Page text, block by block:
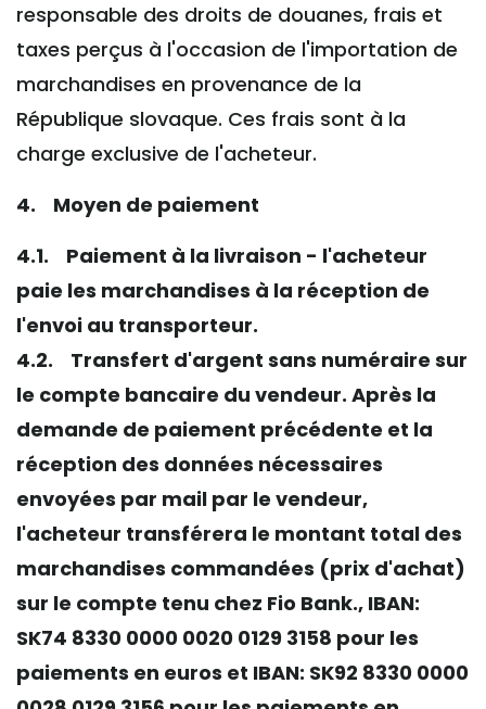
responsable des droits de douanes, frais et
taxes perçus à l'occasion de l'importation de
marchandises en provenance de la
République slovaque. Ces frais sont à la
charge exclusive de l'acheteur.
4. Moyen de paiement
4.1. Paiement à la livraison - l'acheteur
paie les marchandises à la réception de
l'envoi au transporteur.
4.2. Transfert d'argent sans numéraire sur
le compte bancaire du vendeur. Après la
demande de paiement précédente et la
réception des données nécessaires
envoyées par mail par le vendeur,
l'acheteur transférera le montant total des
marchandises commandées (prix d'achat)
sur le compte tenu chez Fio Bank., IBAN:
SK74 8330 0000 0020 0129 3158 pour les
paiements en euros et IBAN: SK92 8330 0000